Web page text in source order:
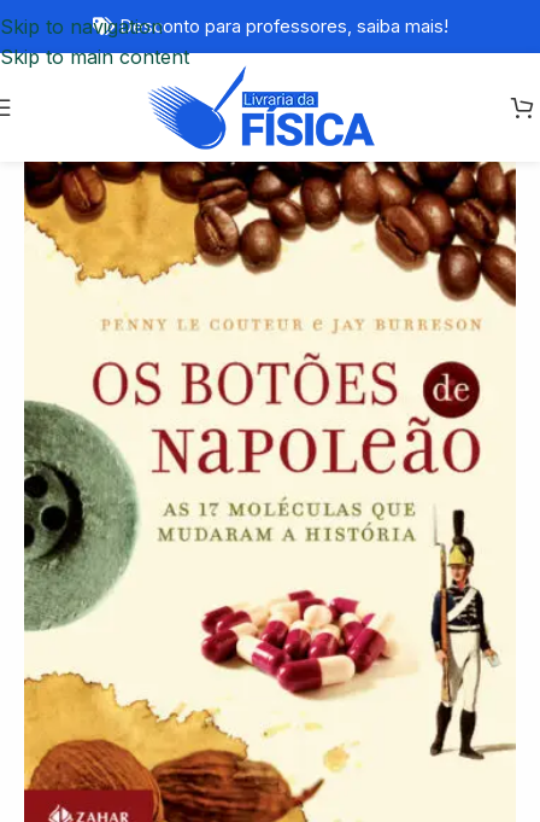
Skip to navigation
Skip to main content
Desconto para professores, saiba mais!